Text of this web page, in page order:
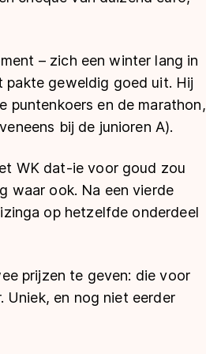
– zich een winter lang in
pakte geweldig goed uit. Hij
puntenkoers en de marathon,
bij de junioren A).
WK dat-ie voor goud zou
waar ook. Na een vierde
op hetzelfde onderdeel
prijzen te geven: die voor
Uniek, en nog niet eerder